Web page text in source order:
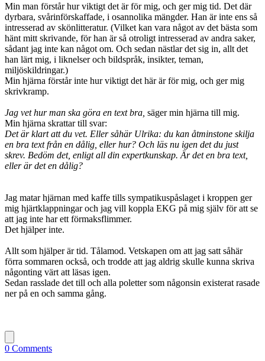
Min man förstår hur viktigt det är för mig, och ger mig tid. Det där
dyrbara, svårinförskaffade, i osannolika mängder. Han är inte ens så
intresserad av skönlitteratur. (Vilket kan vara något av det bästa som
hänt mitt skrivande, för han är så otroligt intresserad av andra saker,
sådant jag inte kan något om. Och sedan nästlar det sig in, allt det
han lärt mig, i liknelser och bildspråk, insikter, teman,
miljöskildringar.)
Min hjärna förstår inte hur viktigt det här är för mig, och ger mig
skrivkramp.
Jag vet hur man ska göra en text bra, säger min hjärna till mig.
Min hjärna skrattar till svar:
Det är klart att du vet. Eller såhär Ulrika: du kan åtminstone skilja
en bra text från en dålig, eller hur? Och läs nu igen det du just
skrev. Bedöm det, enligt all din expertkunskap. Är det en bra text,
eller är det en dålig?
Jag matar hjärnan med kaffe tills sympatikuspåslaget i kroppen ger
mig hjärtklappningar och jag vill koppla EKG på mig själv för att se
att jag inte har ett förmaksflimmer.
Det hjälper inte.
Allt som hjälper är tid. Tålamod. Vetskapen om att jag satt såhär
förra sommaren också, och trodde att jag aldrig skulle kunna skriva
någonting värt att läsas igen.
Sedan rasslade det till och alla poletter som någonsin existerat rasade
ner på en och samma gång.
0 Comments